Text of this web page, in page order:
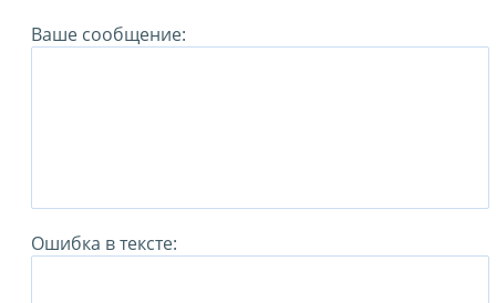
Ваше сообщение:
Ошибка в тексте: